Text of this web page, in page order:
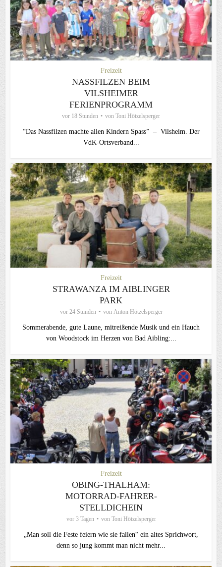
Freizeit
NASSFILZEN BEIM
VILSHEIMER
FERIENPROGRAMM
vor 18 Stunden von Toni Hötzelsperger
“Das Nassfilzen machte allen Kindern Spass” – Vilsheim. Der
VdK-Ortsverband...
Freizeit
STRAWANZA IM AIBLINGER
PARK
vor 24 Stunden von Anton Hötzelsperger
Sommerabende, gute Laune, mitreißende Musik und ein Hauch
von Woodstock im Herzen von Bad Aibling:...
Freizeit
OBING-THALHAM:
MOTORRAD-FAHRER-
STELLDICHEIN
vor 3 Tagen von Toni Hötzelsperger
„Man soll die Feste feiern wie sie fallen“ ein altes Sprichwort,
denn so jung kommt man nicht mehr...